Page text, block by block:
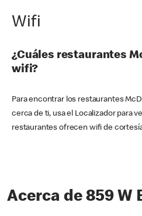
Wifi
¿Cuáles restaurantes
wifi?
Para encontrar los restaurantes
cerca de ti, usa el Localizador para
restaurantes ofrecen wifi de
Acerca de 859 W